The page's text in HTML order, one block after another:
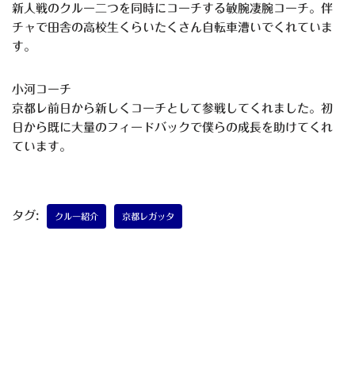
新人戦のクルー二つを同時にコーチする敏腕凄腕コーチ。伴
チャで田舎の高校生くらいたくさん自転車漕いでくれていま
す。
小河コーチ
京都レ前日から新しくコーチとして参戦してくれました。初
日から既に大量のフィードバックで僕らの成長を助けてくれ
ています。
タグ: クルー紹介 京都レガッタ